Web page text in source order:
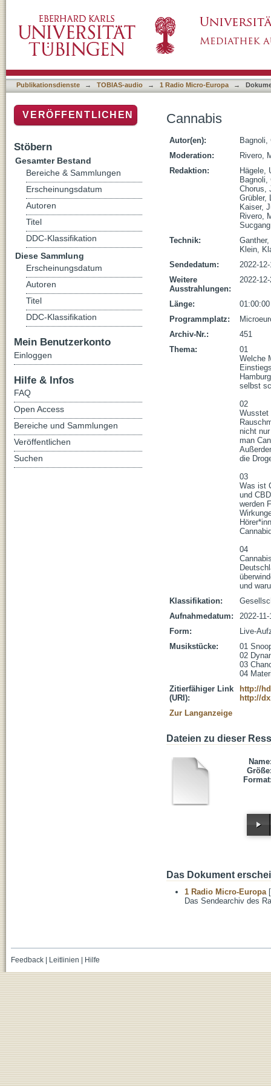
Publikationsdienste → TOBIAS-audio → 1 Radio Micro-Europa →
Cannabis
Autor(en):
Bagnoli,
Moderation:
Rivero,
Redaktion:
Hägele,
Bagnoli,
Chorus,
Grübler,
Kaiser,
Rivero,
Technik:
Klein,
Sendedatum:
2022-
Weitere
Ausstrahlungen:
2022-
Länge:
01:00:00
Programmplatz:
Archiv-Nr.:
451
Thema:
01
Welche
selbst
02
Wusstet
nicht
man
die
03
Was ist
und
werden
04
und
Klassifikation:
Aufnahmedatum:
2022-11-
Form:
Live-
Musikstücke:
01
02
03
04
Zitierfähiger Link
(URI):
http://
http://
Zur Langanzeige
Dateien zu dieser
Das Dokument
1 Radio Micro-Europa
Das Sendearchiv des
VERÖFFENTLICHEN
Stöbern
Gesamter Bestand
Bereiche & Sammlungen
Erscheinungsdatum
Autoren
Titel
DDC-Klassifikation
Diese Sammlung
Erscheinungsdatum
Autoren
Titel
DDC-Klassifikation
Mein Benutzerkonto
Einloggen
Hilfe & Infos
FAQ
Open Access
Bereiche und Sammlungen
Veröffentlichen
Suchen
Feedback| Leitlinien Hilfe